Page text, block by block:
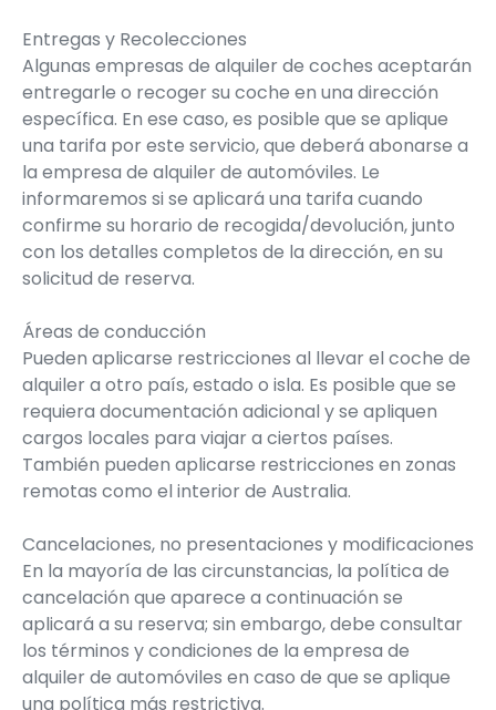
Entregas y Recolecciones
Algunas empresas de alquiler de coches aceptarán
entregarle o recoger su coche en una dirección
específica. En ese caso, es posible que se aplique
una tarifa por este servicio, que deberá abonarse a
la empresa de alquiler de automóviles. Le
informaremos si se aplicará una tarifa cuando
confirme su horario de recogida/devolución, junto
con los detalles completos de la dirección, en su
solicitud de reserva.
Áreas de conducción
Pueden aplicarse restricciones al llevar el coche de
alquiler a otro país, estado o isla. Es posible que se
requiera documentación adicional y se apliquen
cargos locales para viajar a ciertos países.
También pueden aplicarse restricciones en zonas
remotas como el interior de Australia.
Cancelaciones, no presentaciones y modificaciones
En la mayoría de las circunstancias, la política de
cancelación que aparece a continuación se
aplicará a su reserva; sin embargo, debe consultar
los términos y condiciones de la empresa de
alquiler de automóviles en caso de que se aplique
una política más restrictiva.